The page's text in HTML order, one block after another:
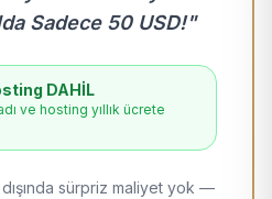
Sadece 50 USD!"
DAHİL
ve hosting yıllık ücrete
dışında sürpriz maliyet yok —